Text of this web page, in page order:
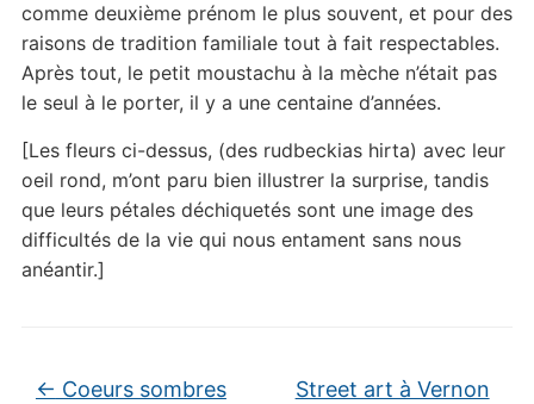
comme deuxième prénom le plus souvent, et pour des
raisons de tradition familiale tout à fait respectables.
Après tout, le petit moustachu à la mèche n’était pas
le seul à le porter, il y a une centaine d’années.
[Les fleurs ci-dessus, (des rudbeckias hirta) avec leur
oeil rond, m’ont paru bien illustrer la surprise, tandis
que leurs pétales déchiquetés sont une image des
difficultés de la vie qui nous entament sans nous
anéantir.]
← Coeurs sombres
Street art à Vernon